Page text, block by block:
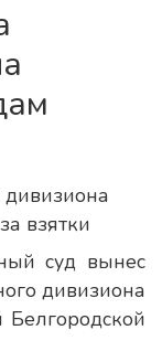
суд вынес
дивизиона